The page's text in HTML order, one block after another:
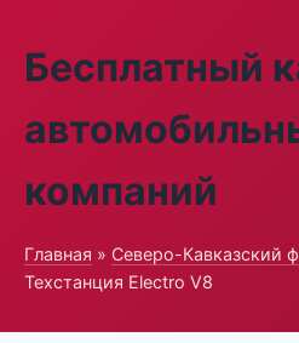
Бесплатный
компаний
Главная » Северо-Кавказский
Техстанция Electro V8